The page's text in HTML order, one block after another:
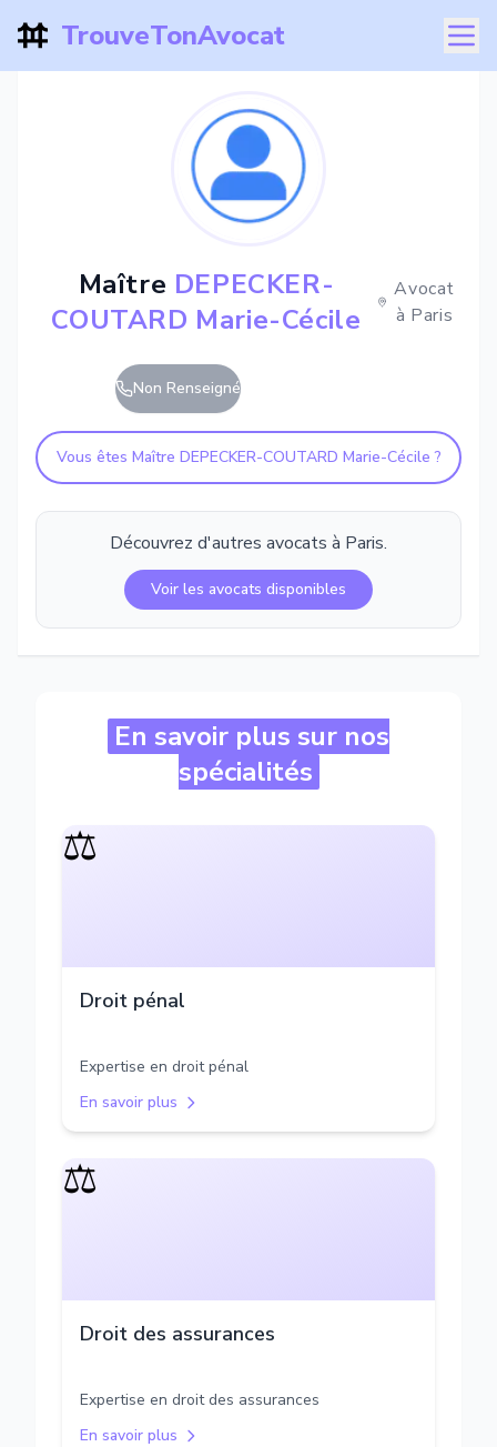
TrouveTonAvocat
Maître DEPECKER-
COUTARD Marie-Cécile
Avocat
à Paris
Non Renseigné
Vous êtes Maître DEPECKER-COUTARD Marie-Cécile ?
Découvrez d'autres avocats à Paris.
Voir les avocats disponibles
En savoir plus sur nos
spécialités
⚖️
Droit pénal
Expertise en droit pénal
En savoir plus
⚖️
Droit des assurances
Expertise en droit des assurances
En savoir plus